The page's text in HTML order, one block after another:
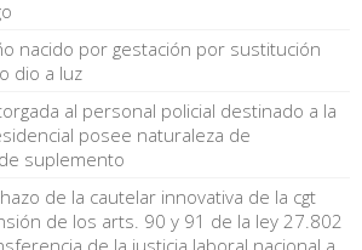
nacido por gestación por sustitución
dio a luz
al personal policial destinado a la
posee naturaleza de
suplemento
de la cautelar innovativa de la cgt
de los arts. 90 y 91 de la ley 27.802
de la justicia laboral nacional a